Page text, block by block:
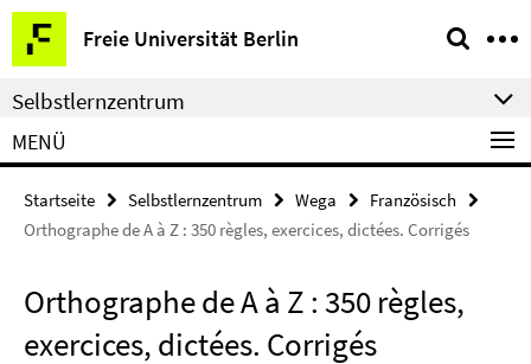
Springe
direkt
zu
Inhalt
Freie Universität Berlin
Service-
Navigation
Selbstlernzentrum
MENÜ
Startseite Selbstlernzentrum Wega
Französisch
Orthographe de A à Z : 350 règles, exercices, dictées. Corrigés
Orthographe de A à Z : 350 règles,
exercices, dictées. Corrigés